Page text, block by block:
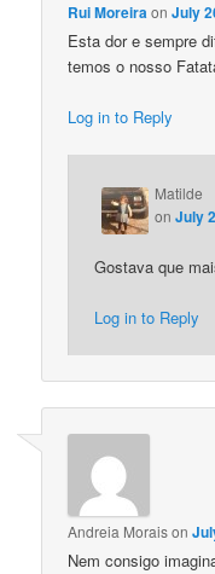
Rui MoreiraonJuly
Esta dor e sempre
temos o nosso
Log in to Reply
Matilde
onJuly
Gostava que
Log in to Reply
Andreia Moraison
Nem consigo